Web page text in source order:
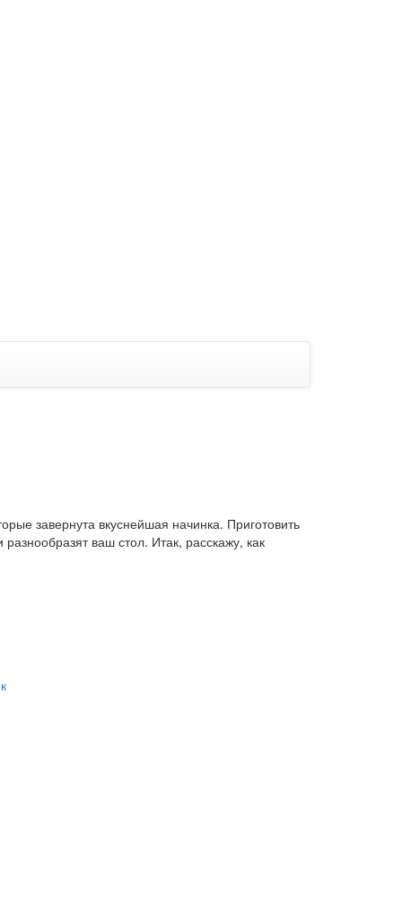
завернута вкуснейшая начинка. Приготовить
ваш стол. Итак, расскажу, как